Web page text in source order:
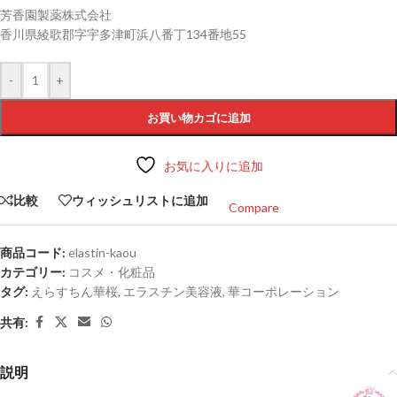
芳香園製薬株式会社
香川県綾歌郡字宇多津町浜八番丁134番地55
- +
お買い物カゴに追加
お気に入りに追加
比較 ウィッシュリストに追加
Compare
商品コード: elastin-kaou
カテゴリー: コスメ・化粧品
タグ: えらすちん華桜, エラスチン美容液, 華コーポレーション
共有:
説明